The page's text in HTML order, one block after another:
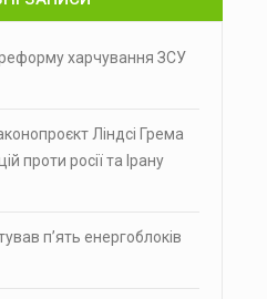
харчування ЗСУ
Ліндсі Грема
проти росії та Ірану
п’ять енергоблоків